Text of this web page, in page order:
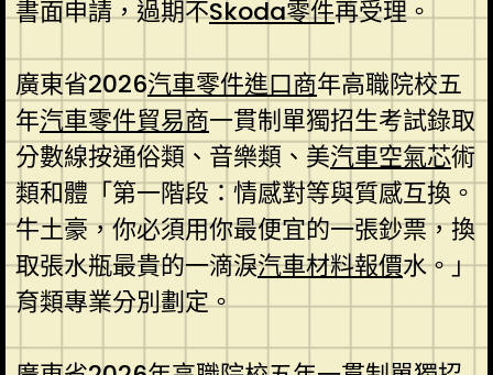
書面申請，過期不Skoda零件再受理。
廣東省2026汽車零件進口商年高職院校五
年汽車零件貿易商一貫制單獨招生考試錄取
分數線按通俗類、音樂類、美汽車空氣芯術
類和體「第一階段：情感對等與質感互換。
牛土豪，你必須用你最便宜的一張鈔票，換
取張水瓶最貴的一滴淚汽車材料報價水。」
育類專業分別劃定。